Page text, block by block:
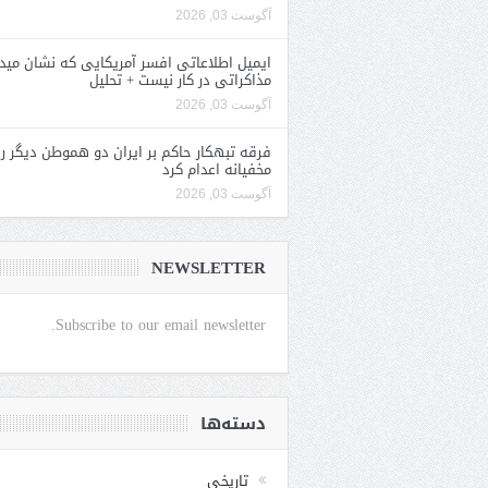
آگوست 03, 2026
ایمیل اطلاعاتی افسر آمریکایی که نشان
مذاکراتی در کار نیست + تحلیل
آگوست 03, 2026
فرقه تبهکار حاکم بر ایران دو هموطن دیگر
مخفیانه اعدام کرد
آگوست 03, 2026
NEWSLETTER
Subscribe to our email newsletter.
دسته‌ها
تاریخی